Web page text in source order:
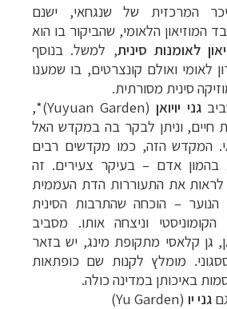
המרכזית של שנגחאי, ישנם
המוזיאון הלאומי, שהביקור בו הוא
לאומנות סינית, למשל. בנוסף
לאומי ואולם קונצרטים, בו שמענו
סינית מסורתית.
גני יויואן
(Yuyuan Garden)*,
חיים, וניתן לבקר בה במקדש האל
המקדש הזה, כמו מקדשים רבים
בהמון אדם – בעיקר צעירים. זה
את התעוררות הדת העממית
– הוכחה שהתרבות הסינית
וניצחה אותו. מסביב
גן קלאסי מתקופת מינג, יש בזאר
מומלץ לקנות שם כופתאות
באיכותן במדינה כולה.
גני יו (Yu Garden)